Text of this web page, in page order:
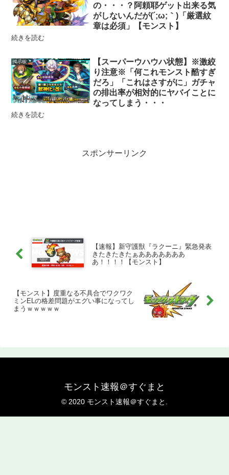
の・・・？阿頼耶ゲット出来る気
がしないんだが(´;ω;｀)「厳選紋
章は必須」【モンスト】
続きを読む
掲示板
【スーパーウハウハ状態】※激絞
り注意※「何これモンスト酷すぎ
だろ」「これはさすがに」ガチャ
の排出率が相対的にヤバイことに
なってしまう・・・
続きを読む
スポンサーリンク
【速報】新守護獣『ラクーニ』緊急発表
きたきたきたぁあああああああ
あ！！！！【モンスト】
【モンスト】度重なる不具合でワクワク
ミンELの格差問題がエグい事になってし
まうｗｗｗｗｗ
モンスト速報＠すぐまと
© 2020 モンスト速報＠すぐまと.